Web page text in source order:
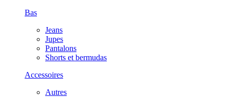
Bas
Jeans
Jupes
Pantalons
Shorts et bermudas
Accessoires
Autres